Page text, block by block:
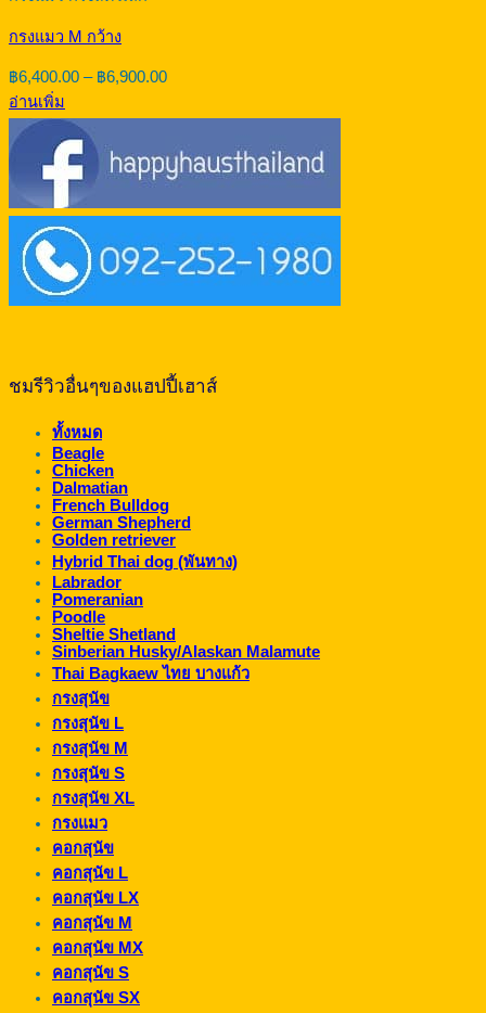
กรงแมว M กว้าง
฿6,400.00 – ฿6,900.00Price
฿6,900.00
อ่านเพิ่ม
ชมรีวิวอื่นๆของแฮปปี้เฮาส์
ทั้งหมด
Beagle
Chicken
Dalmatian
French Bulldog
German Shepherd
Golden retriever
Hybrid Thai dog (พันทาง)
Labrador
Pomeranian
Poodle
Sheltie Shetland
Sinberian Husky/Alaskan Malamute
Thai Bagkaew ไทย บางแก้ว
กรงสุนัข
กรงสุนัข L
กรงสุนัข M
กรงสุนัข S
กรงสุนัข XL
กรงแมว
คอกสุนัข
คอกสุนัข L
คอกสุนัข LX
คอกสุนัข M
คอกสุนัข MX
คอกสุนัข S
คอกสุนัข SX